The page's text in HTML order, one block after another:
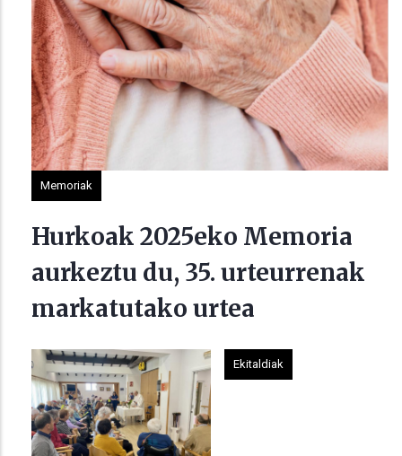
Memoriak
Hurkoak 2025eko Memoria
aurkeztu du, 35. urteurrenak
markatutako urtea
Ekitaldiak